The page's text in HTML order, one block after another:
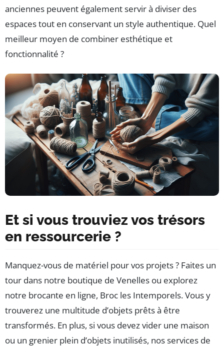
anciennes peuvent également servir à diviser des
espaces tout en conservant un style authentique. Quel
meilleur moyen de combiner esthétique et
fonctionnalité ?
Et si vous trouviez vos trésors
en ressourcerie ?
Manquez-vous de matériel pour vos projets ? Faites un
tour dans notre boutique de Venelles ou explorez
notre brocante en ligne, Broc les Intemporels. Vous y
trouverez une multitude d’objets prêts à être
transformés. En plus, si vous devez vider une maison
ou un grenier plein d’objets inutilisés, nos services de